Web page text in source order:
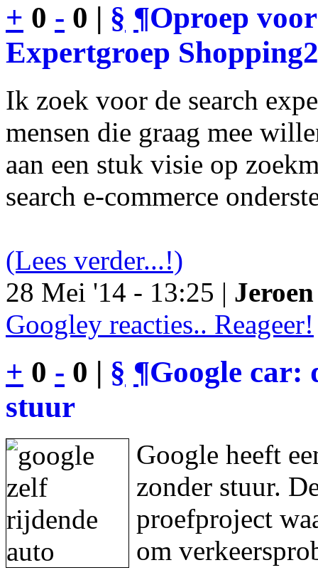
+ 0 - 0 | § ¶Oproep
Expertgroep
Ik zoek voor de search
mensen die graag mee
aan een stuk visie op
search e-commerce
(Lees verder...!)
28 Mei '14 - 13:25 |
Googley reacties.. Reageer!
+ 0 - 0 | § ¶Google car:
stuur
Google heeft
zonder stuur.
proefproject
om